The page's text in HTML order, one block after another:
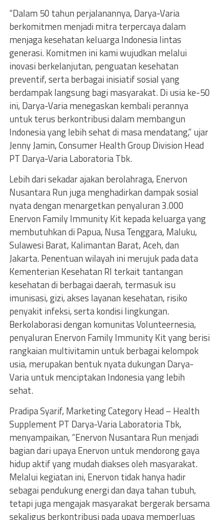
“Dalam 50 tahun perjalanannya, Darya-Varia
berkomitmen menjadi mitra terpercaya dalam
menjaga kesehatan keluarga Indonesia lintas
generasi. Komitmen ini kami wujudkan melalui
inovasi berkelanjutan, penguatan kesehatan
preventif, serta berbagai inisiatif sosial yang
berdampak langsung bagi masyarakat. Di usia ke-50
ini, Darya-Varia menegaskan kembali perannya
untuk terus berkontribusi dalam membangun
Indonesia yang lebih sehat di masa mendatang,” ujar
Jenny Jamin, Consumer Health Group Division Head
PT Darya-Varia Laboratoria Tbk.
Lebih dari sekadar ajakan berolahraga, Enervon
Nusantara Run juga menghadirkan dampak sosial
nyata dengan menargetkan penyaluran 3.000
Enervon Family Immunity Kit kepada keluarga yang
membutuhkan di Papua, Nusa Tenggara, Maluku,
Sulawesi Barat, Kalimantan Barat, Aceh, dan
Jakarta. Penentuan wilayah ini merujuk pada data
Kementerian Kesehatan RI terkait tantangan
kesehatan di berbagai daerah, termasuk isu
imunisasi, gizi, akses layanan kesehatan, risiko
penyakit infeksi, serta kondisi lingkungan.
Berkolaborasi dengan komunitas Volunteernesia,
penyaluran Enervon Family Immunity Kit yang berisi
rangkaian multivitamin untuk berbagai kelompok
usia, merupakan bentuk nyata dukungan Darya-
Varia untuk menciptakan Indonesia yang lebih
sehat.
Pradipa Syarif, Marketing Category Head – Health
Supplement PT Darya-Varia Laboratoria Tbk,
menyampaikan, “Enervon Nusantara Run menjadi
bagian dari upaya Enervon untuk mendorong gaya
hidup aktif yang mudah diakses oleh masyarakat.
Melalui kegiatan ini, Enervon tidak hanya hadir
sebagai pendukung energi dan daya tahan tubuh,
tetapi juga mengajak masyarakat bergerak bersama
sekaligus berkontribusi pada upaya memperluas